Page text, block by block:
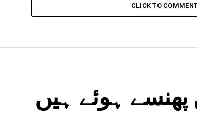
CLICK TO
ہوئے ہیں